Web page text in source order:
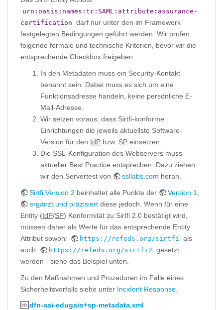
urn:oasis:names:tc:SAML:attribute:assurance-
certification darf nur unter den im Framework
festgelegten Bedingungen geführt werden. Wir prüfen
folgende formale und technische Kriterien, bevor wir die
entsprechende Checkbox freigeben:
In den Metadaten muss ein Security-Kontakt
benannt sein. Dabei muss es sich um eine
Funktionsadresse handeln, keine persönliche E-
Mail-Adresse.
Wir setzen voraus, dass Sirtfi-konforme
Einrichtungen die jeweils aktuellste Software-
Version für den IdP bzw. SP einsetzen.
Die SSL-Konfiguration des Webservers muss
aktueller Best Practice entsprechen. Dazu ziehen
wir den Servertest von
ssllabs.com heran.
Sirtfi Version 2 beinhaltet alle Punkte der Version 1
ergänzt und präzisiert diese jedoch. Wenn für eine
Entity (IdP/SP) Konformität zu Sirtfi 2.0 bestätigt wird,
müssen daher als Werte für das entsprechende Entity
Attribut sowohl
https://refeds.org/sirtfi
als
auch
https://refeds.org/sirtfi2 gesetzt
werden - siehe das Beispiel unten.
Zu den Maßnahmen und Prozeduren im Falle eines
Sicherheitsvorfalls siehe unter Incident Response
dfn-aai-edugain+sp-metadata.xml